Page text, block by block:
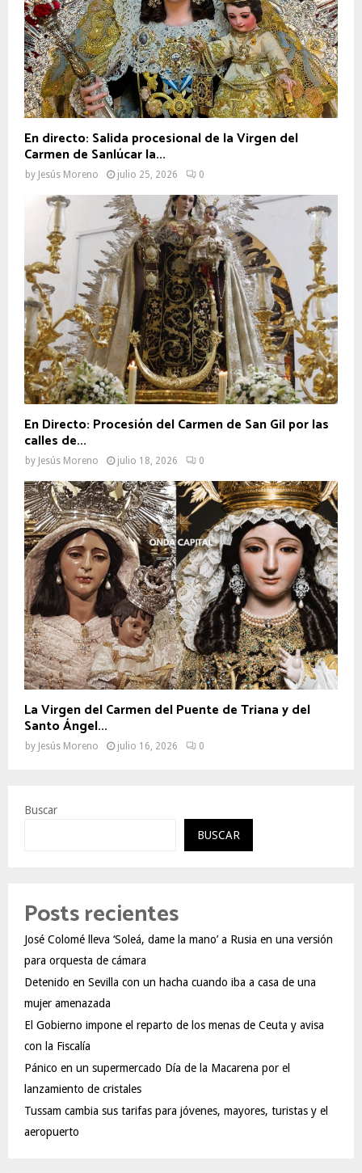
En directo: Salida procesional de la Virgen del
Carmen de Sanlúcar la...
by Jesús Moreno julio 25, 2026 0
En Directo: Procesión del Carmen de San Gil por las
calles de...
by Jesús Moreno julio 18, 2026 0
La Virgen del Carmen del Puente de Triana y del
Santo Ángel...
by Jesús Moreno julio 16, 2026 0
Buscar
BUSCAR
Posts recientes
José Colomé lleva ‘Soleá, dame la mano’ a Rusia en una versión
para orquesta de cámara
Detenido en Sevilla con un hacha cuando iba a casa de una
mujer amenazada
El Gobierno impone el reparto de los menas de Ceuta y avisa
con la Fiscalía
Pánico en un supermercado Día de la Macarena por el
lanzamiento de cristales
Tussam cambia sus tarifas para jóvenes, mayores, turistas y el
aeropuerto